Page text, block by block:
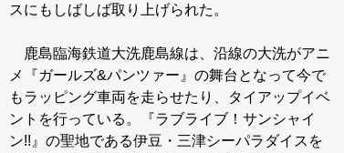
スにもしばしば取り上げられた。
鹿島臨海鉄道大洗鹿島線は、沿線の大洗がアニ
メ『ガールズ&パンツァー』の舞台となって今で
もラッピング車両を走らせたり、タイアップイベ
ントを行っている。『ラブライブ！サンシャイ
ン!!』の聖地である伊豆・三津シーパラダイスを